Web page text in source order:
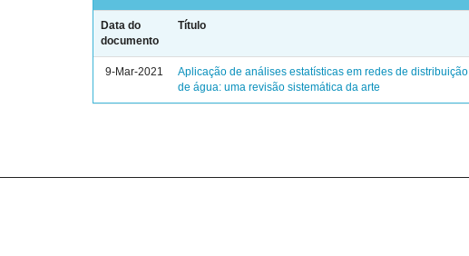
Data do
documento
Título
9-Mar-2021
Aplicação de análises estatísticas em redes de distribuição
de água: uma revisão sistemática da arte